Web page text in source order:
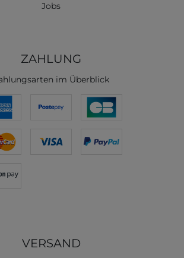
Jobs
ZAHLUNG
im Überblick
VERSAND